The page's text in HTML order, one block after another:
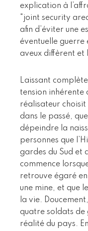
explication à
"joint security
afin d’éviter une
éventuelle guerre
aveux diffèrent et
Laissant
tension inhérente
réalisateur
dans le passé,
dépeindre la
personnes que
gardes du Sud et
commence
retrouve égaré
une mine, et que
la vie.
quatre soldats de
réalité du pays.